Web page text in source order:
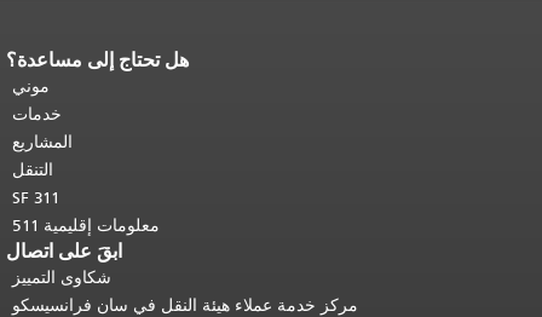
هل تحتاج إلى مساعدة؟
موني
خدمات
المشاريع
التنقل
SF 311
معلومات إقليمية 511
ابقَ على اتصال
شكاوى التمييز
مركز خدمة عملاء هيئة النقل في سان فرانسيسكو